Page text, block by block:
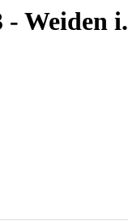
Weiden